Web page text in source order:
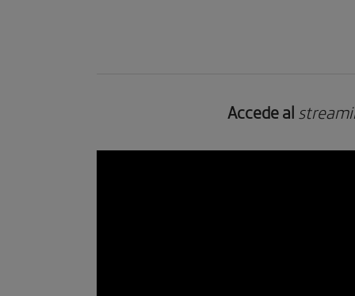
Accede al